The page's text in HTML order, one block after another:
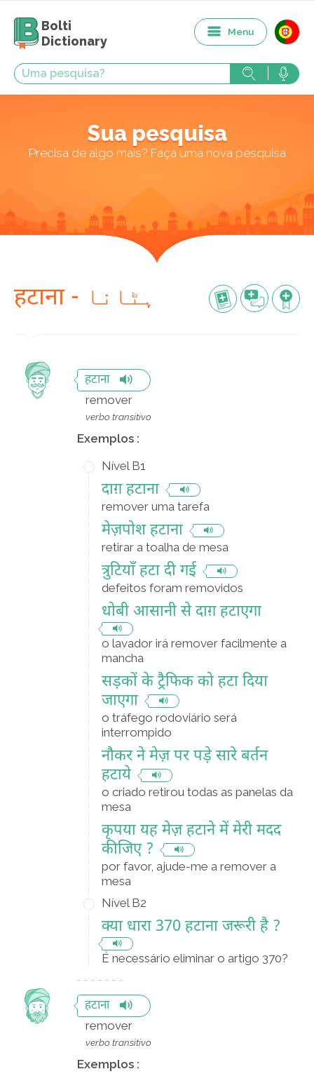
Bolti
Dictionary
Menu
Sua pesquisa
Precisa de algo mais? Faça uma nova pesquisa
हटाना - ہٹانا
हटाना
remover
verbo transitivo
Exemplos :
Nível B1
दाग़ हटाना
remover uma tarefa
मेज़पोश हटाना
retirar a toalha de mesa
त्रुटियाँ हटा दी गई
defeitos foram removidos
धोबी आसानी से दाग़ हटाएगा
o lavador irá remover facilmente a
mancha
सड़कों के ट्रैफिक को हटा दिया
जाएगा
o tráfego rodoviário será
interrompido
नौकर ने मेज़ पर पड़े सारे बर्तन
हटाये
o criado retirou todas as panelas da
mesa
कृपया यह मेज़ हटाने में मेरी मदद
कीजिए ?
por favor, ajude-me a remover a
mesa
Nível B2
क्या धारा 370 हटाना जरूरी है ?
É necessário eliminar o artigo 370?
हटाना
remover
verbo transitivo
Exemplos :